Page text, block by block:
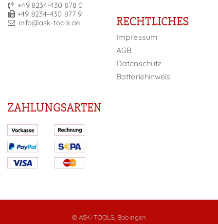
+49 8234-430 878 0
+49 8234-430 877 9
info@ask-tools.de
RECHTLICHES
Impressum
AGB
Datenschutz
Batteriehinweis
ZAHLUNGSARTEN
© ASK-TOOLS, Bobingen